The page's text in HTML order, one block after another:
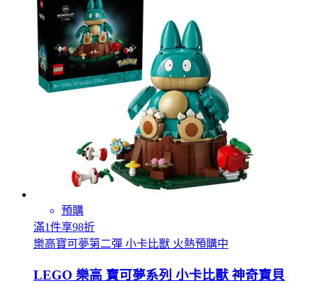
預購
滿1件享98折
樂高寶可夢第二彈 小卡比獸 火熱預購中
LEGO 樂高 寶可夢系列 小卡比獸 神奇寶貝